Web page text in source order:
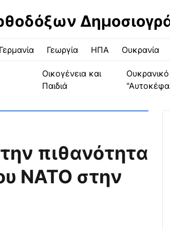
Γερμανία Γεωργία ΗΠΑ Ουκρανία
Οικογένεια και
Παιδιά
Ουκρανικό
πιθανότητα
ΝΑΤΟ στην